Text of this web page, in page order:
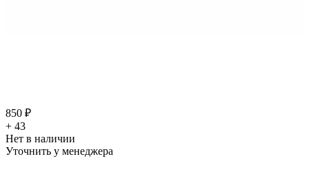
850 ₽
+ 43
Нет в наличии
Уточнить у менеджера